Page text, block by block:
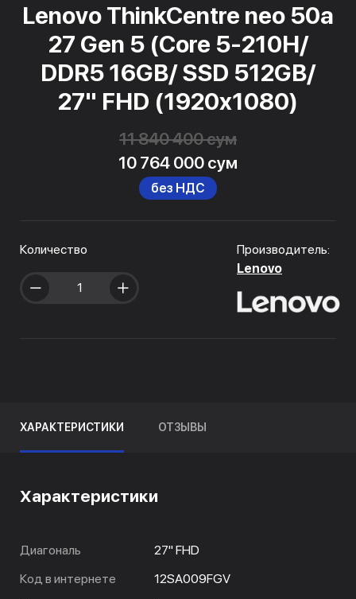
Lenovo ThinkCentre neo 50a
27 Gen 5 (Core 5-210H/
DDR5 16GB/ SSD 512GB/
27" FHD (1920x1080)
11 840 400 сум
10 764 000 сум
без НДС
Количество
Производитель:
Lenovo
ХАРАКТЕРИСТИКИ ОТЗЫВЫ
Характеристики
Диагональ
27" FHD
Код в интернете
12SA009FGV